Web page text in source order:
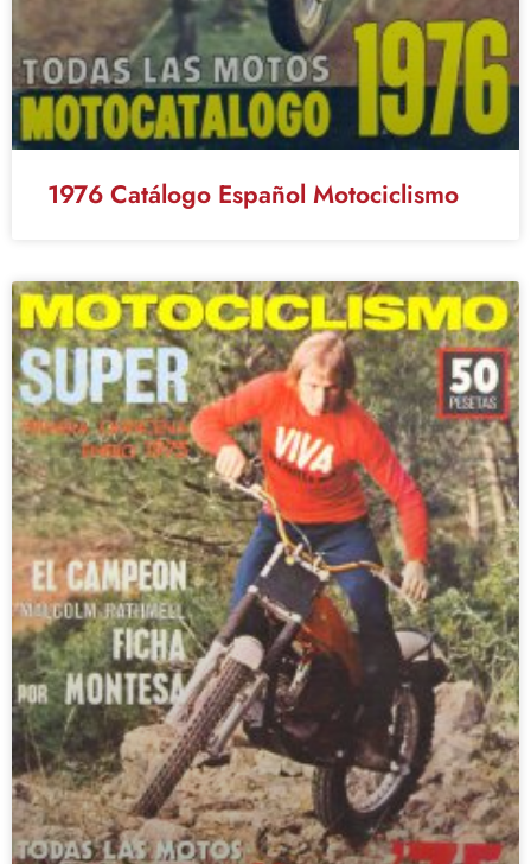
1976 Catálogo Español Motociclismo